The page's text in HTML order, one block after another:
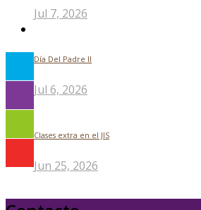
Jul 7, 2026
Día Del Padre ll
Jul 6, 2026
Clases extra en el JIS
Jun 25, 2026